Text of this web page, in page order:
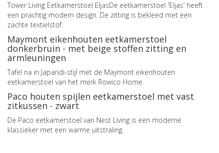
Tower Living Eetkamerstoel EljasDe eetkamerstoel 'Eljas' heeft
een prachtig modern design. De zitting is bekleed met een
zachte textielstof.
Maymont eikenhouten eetkamerstoel
donkerbruin - met beige stoffen zitting en
armleuningen
Tafel na in Japandi-stijl met de Maymont eikenhouten
eetkamerstoel van het merk Rowico Home.
Paco houten spijlen eetkamerstoel met vast
zitkussen - zwart
De Paco eetkamerstoel van Nest Living is een moderne
klassieker met een warme uitstraling.